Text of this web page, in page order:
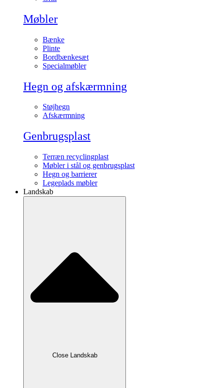
Møbler
Bænke
Plinte
Bordbænkesæt
Specialmøbler
Hegn og afskærmning
Støjhegn
Afskærmning
Genbrugsplast
Terræn recyclingplast
Møbler i stål og genbrugsplast
Hegn og barrierer
Legeplads møbler
Landskab
Close Landskab